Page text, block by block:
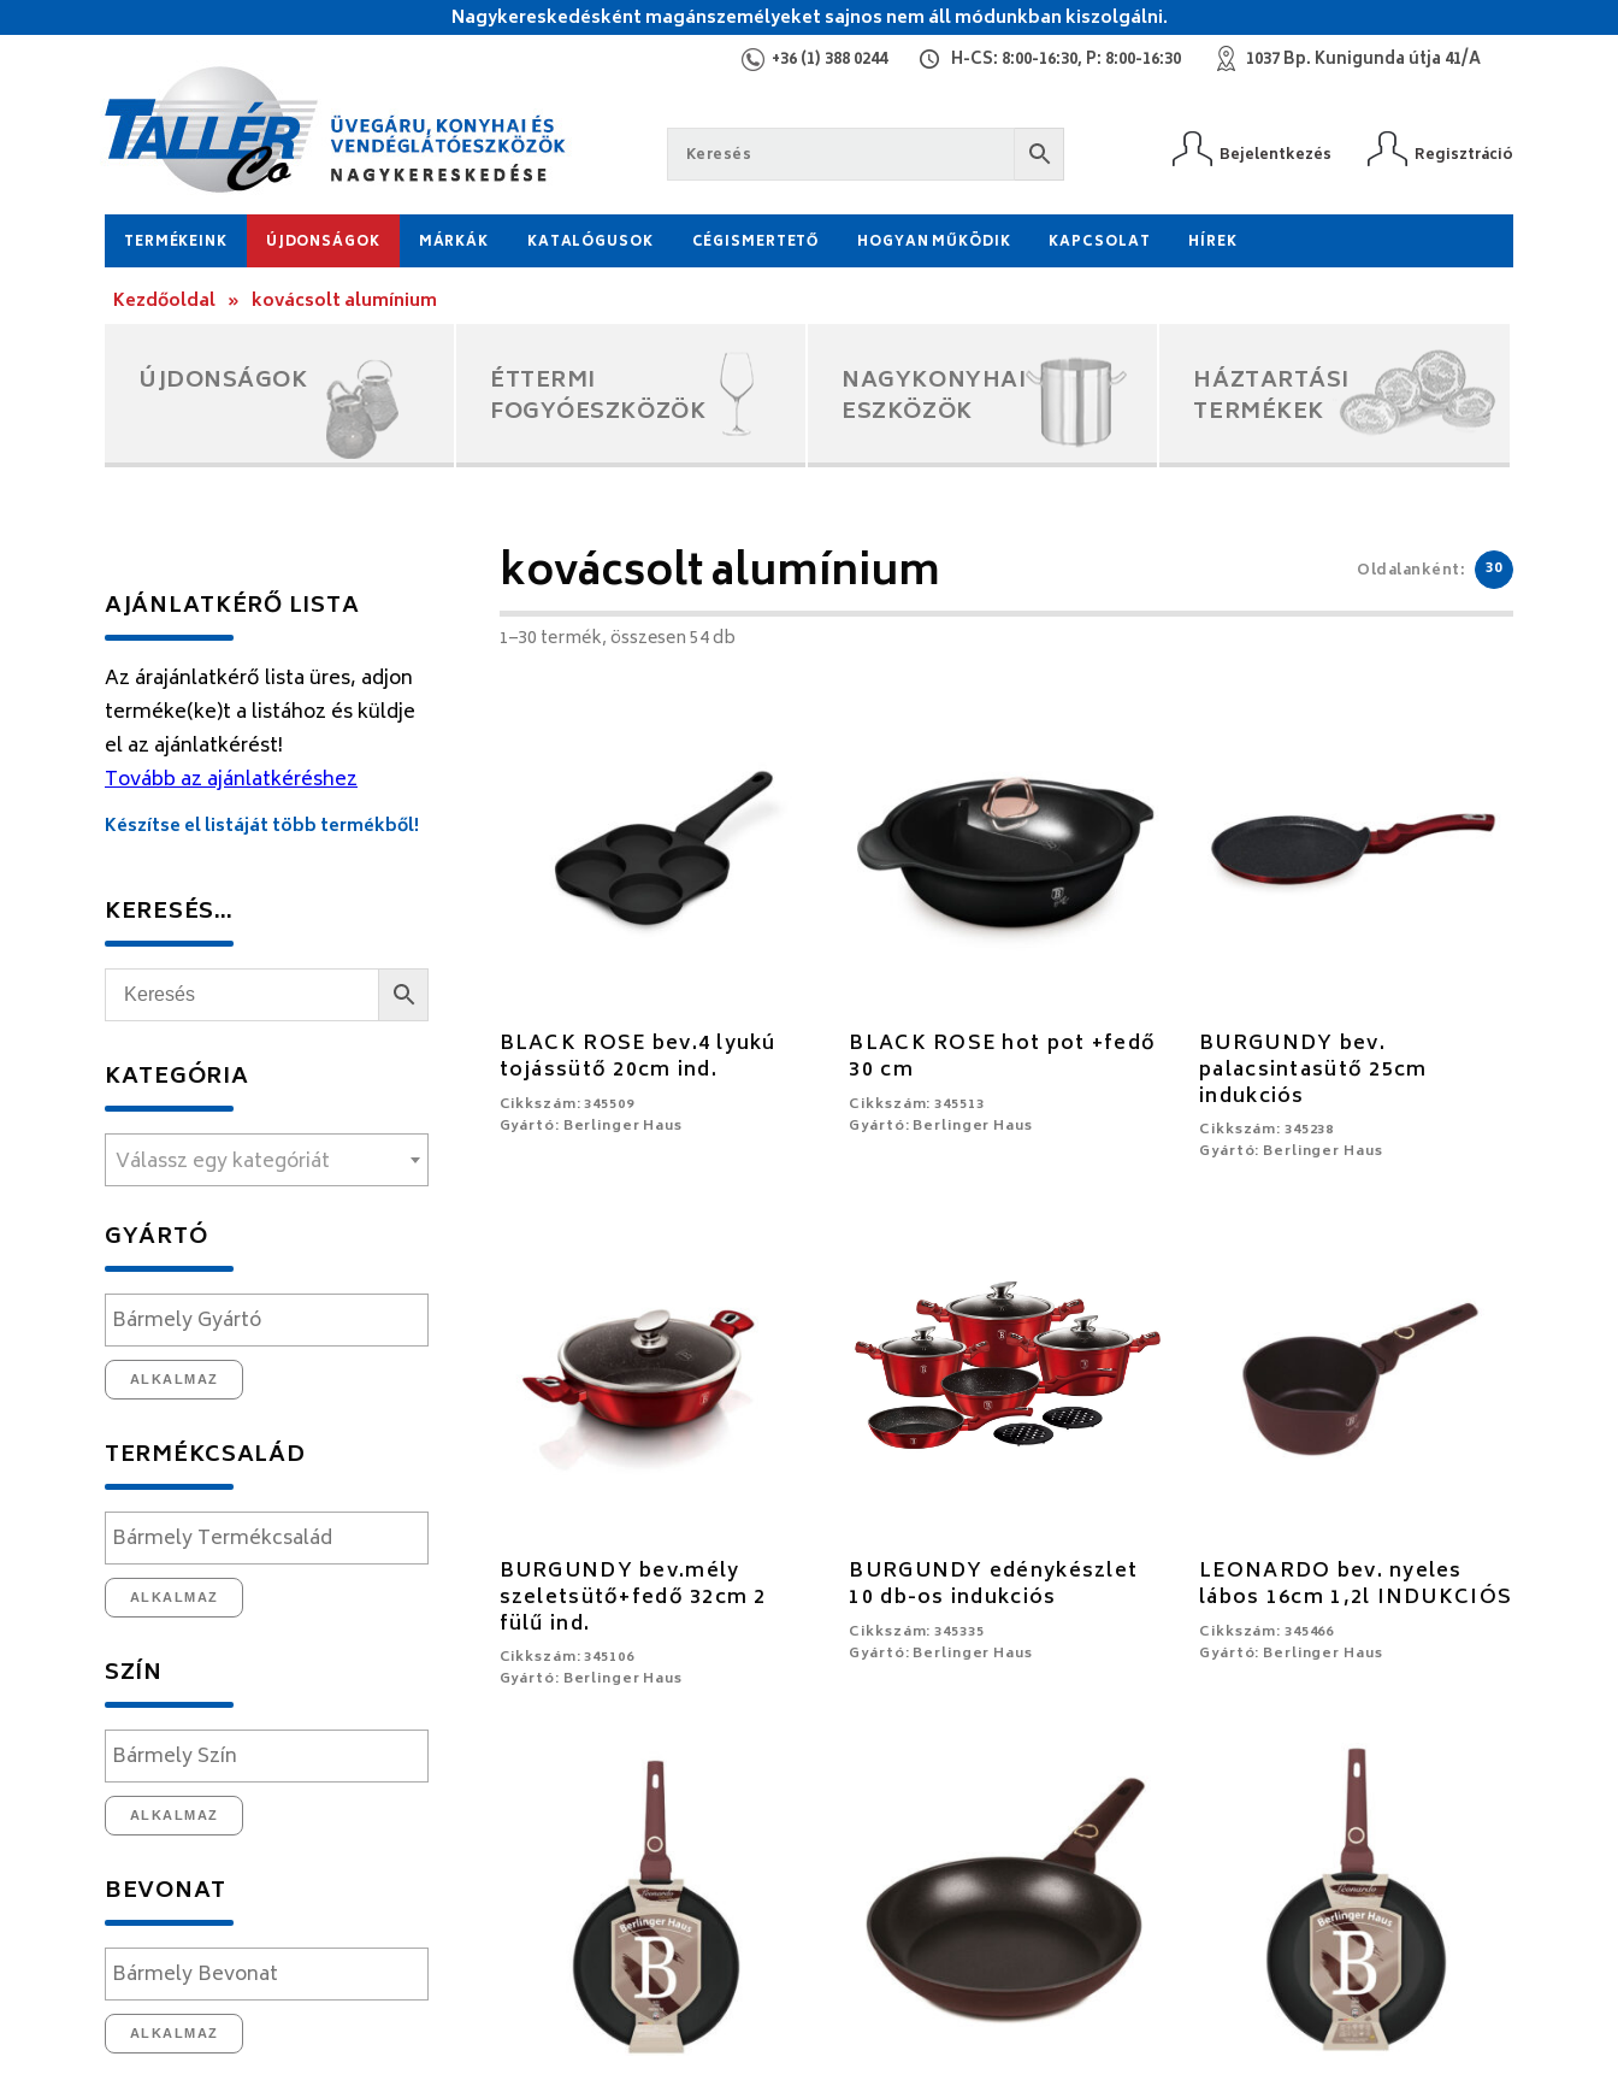
Nagykereskedésként magánszemélyeket sajnos nem áll módunkban kiszolgálni.
+36 (1) 388 0244 H-CS: 8:00-16:30, P: 8:00-16:30 1037 Bp. Kunigunda útja 41/A
Bejelentkezés Regisztráció
TERMÉKEINK ÚJDONSÁGOK MÁRKÁK KATALÓGUSOK CÉGISMERTETŐ HOGYAN MŰKÖDIK KAPCSOLAT HÍREK
Kezdőoldal » kovácsolt alumínium
ÚJDONSÁGOK
ÉTTERMI
FOGYÓESZKÖZÖK
NAGYKONYHAI
ESZKÖZÖK
HÁZTARTÁSI
TERMÉKEK
AJÁNLATKÉRŐ LISTA
Az árajánlatkérő lista üres, adjon
terméke(ke)t a listához és küldje
el az ajánlatkérést!
Tovább az ajánlatkéréshez
Készítse el listáját több termékből!
KERESÉS…
KATEGÓRIA
Válassz egy kategóriát
GYÁRTÓ
ALKALMAZ
TERMÉKCSALÁD
ALKALMAZ
SZÍN
ALKALMAZ
BEVONAT
ALKALMAZ
kovácsolt alumínium Oldalanként: 30
1–30 termék, összesen 54 db
BLACK ROSE bev.4 lyukú
tojássütő 20cm ind.
Cikkszám: 345509
Gyártó: Berlinger Haus
BLACK ROSE hot pot +fedő
30 cm
Cikkszám: 345513
Gyártó: Berlinger Haus
BURGUNDY bev.
palacsintasütő 25cm
indukciós
Cikkszám: 345238
Gyártó: Berlinger Haus
BURGUNDY bev.mély
szeletsütő+fedő 32cm 2
fülű ind.
Cikkszám: 345106
Gyártó: Berlinger Haus
BURGUNDY edénykészlet
10 db-os indukciós
Cikkszám: 345335
Gyártó: Berlinger Haus
LEONARDO bev. nyeles
lábos 16cm 1,2l INDUKCIÓS
Cikkszám: 345466
Gyártó: Berlinger Haus